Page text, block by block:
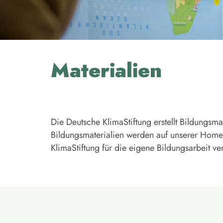
Materialien
Die Deutsche KlimaStiftung erstellt
Bildungsmaterialien werden auf unserer
KlimaStiftung für die eigene Bildungsarbeit